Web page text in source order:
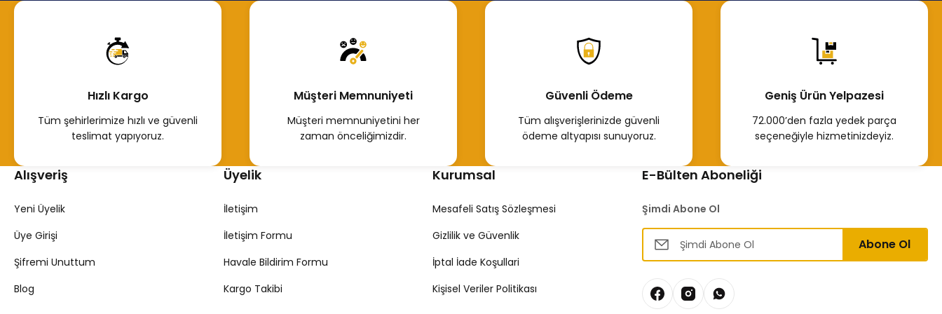
Hemen İncele
2.200,00 TL
Hemen İncele
3.313,02 TL
Tükendi
ÖN AKS EXP SOL 60CM
Hemen İncele
Hızlı Kargo
Tüm şehirlerimize hızlı ve güvenli
teslimat yapıyoruz.
Müşteri Memnuniyeti
Müşteri memnuniyetini her
zaman önceliğimizdir.
Güvenli Ödeme
Tüm alışverişlerinizde güvenli
ödeme altyapısı sunuyoruz.
Geniş Ürün Yelpazesi
72.000’den fazla yedek parça
seçeneğiyle hizmetinizdeyiz.
Alışveriş
Yeni Üyelik
Üye Girişi
Şifremi Unuttum
Blog
Üyelik
İletişim
İletişim Formu
Havale Bildirim Formu
Kargo Takibi
Kurumsal
Mesafeli Satış Sözleşmesi
Gizlilik ve Güvenlik
İptal İade Koşullari
Kişisel Veriler Politikası
E-Bülten Aboneliği
Şimdi Abone Ol
Abone Ol